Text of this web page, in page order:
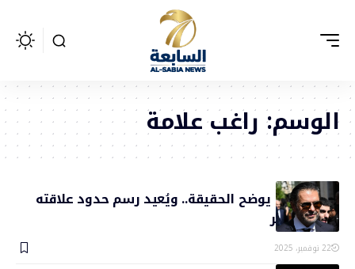
الوسم: راغب علامة
راغب علامة يوضح الحقيقة.. ويُعيد رسم حدود علاقته
بفضل شاكر
22 نوفمبر، 2025